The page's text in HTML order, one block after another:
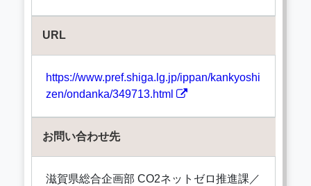
URL
https://www.pref.shiga.lg.jp/ippan/kankyoshi
zen/ondanka/349713.html
お問い合わせ先
滋賀県総合企画部 CO2ネットゼロ推進課／